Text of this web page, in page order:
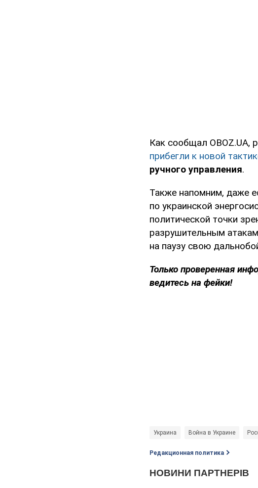
Как сообщал OBOZ.UA,
прибегли к новой
ручного управления.
Также напомним, даже
по украинской
политической точки
разрушительным
на паузу свою
Только проверенная
ведитесь на фейки!
Украина Война в Украине
Редакционная политика